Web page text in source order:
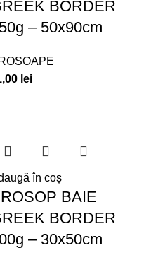
BORDER
– 50x90cm
lei
în coș
BAIE
BORDER
– 30x50cm